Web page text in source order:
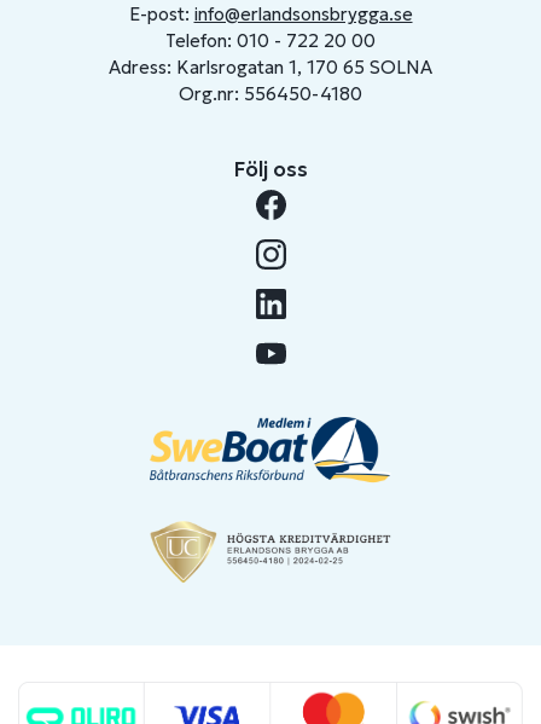
E-post: info@erlandsonsbrygga.se
Telefon: 010 - 722 20 00
Adress: Karlsrogatan 1, 170 65 SOLNA
Org.nr: 556450-4180
Följ oss